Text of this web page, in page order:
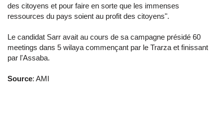
des citoyens et pour faire en sorte que les immenses
ressources du pays soient au profit des citoyens".
Le candidat Sarr avait au cours de sa campagne présidé 60
meetings dans 5 wilaya commençant par le Trarza et finissant
par l'Assaba.
Source: AMI